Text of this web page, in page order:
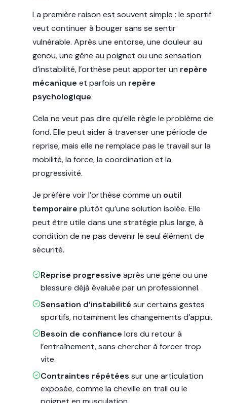
La première raison est souvent simple : le sportif
veut continuer à bouger sans se sentir
vulnérable. Après une entorse, une douleur au
genou, une gêne au poignet ou une sensation
d’instabilité, l’orthèse peut apporter un repère
mécanique et parfois un repère
psychologique.
Cela ne veut pas dire qu’elle règle le problème de
fond. Elle peut aider à traverser une période de
reprise, mais elle ne remplace pas le travail sur la
mobilité, la force, la coordination et la
progressivité.
Je préfère voir l’orthèse comme un outil
temporaire plutôt qu’une solution isolée. Elle
peut être utile dans une stratégie plus large, à
condition de ne pas devenir le seul élément de
sécurité.
Reprise progressive après une gêne ou une
blessure déjà évaluée par un professionnel.
Sensation d’instabilité sur certains gestes
sportifs, notamment les changements d’appui.
Besoin de confiance lors du retour à
l’entraînement, sans chercher à forcer trop
vite.
Contraintes répétées sur une articulation
exposée, comme la cheville en trail ou le